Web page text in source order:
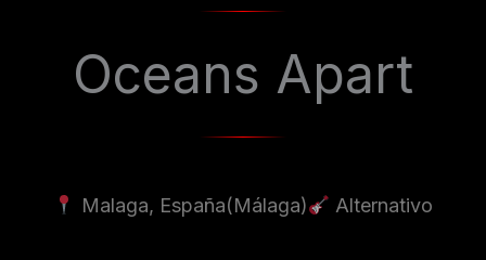
Oceans Apart
Malaga, España(Málaga) Alternativo